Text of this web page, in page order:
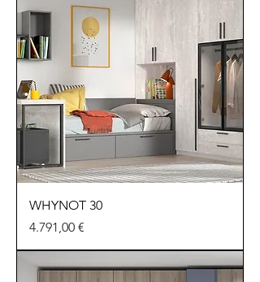
WHYNOT 30
Preu
4.791,00 €